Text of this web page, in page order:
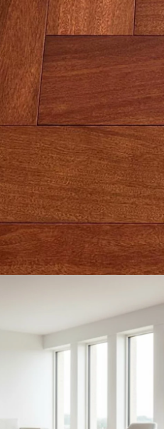
appelle